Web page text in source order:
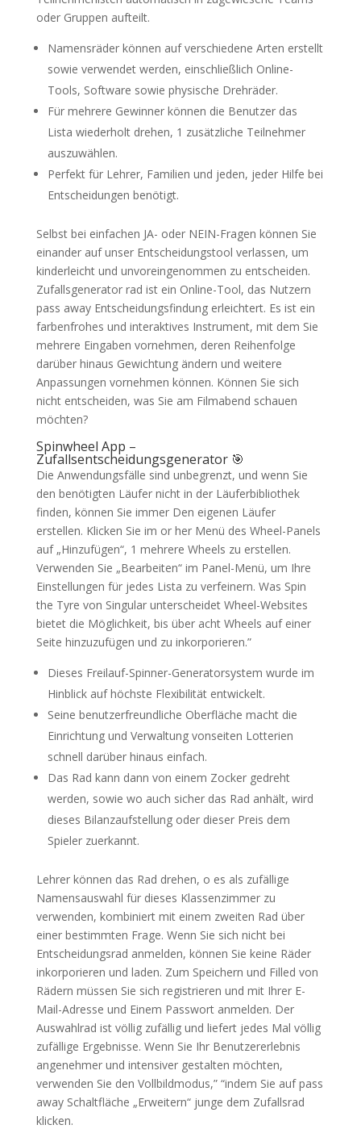
oder Gruppen aufteilt.
Namensräder können auf verschiedene Arten erstellt
sowie verwendet werden, einschließlich Online-
Tools, Software sowie physische Drehräder.
Für mehrere Gewinner können die Benutzer das
Lista wiederholt drehen, 1 zusätzliche Teilnehmer
auszuwählen.
Perfekt für Lehrer, Familien und jeden, jeder Hilfe bei
Entscheidungen benötigt.
Selbst bei einfachen JA- oder NEIN-Fragen können Sie
einander auf unser Entscheidungstool verlassen, um
kinderleicht und unvoreingenommen zu entscheiden.
Zufallsgenerator rad ist ein Online-Tool, das Nutzern
pass away Entscheidungsfindung erleichtert. Es ist ein
farbenfrohes und interaktives Instrument, mit dem Sie
mehrere Eingaben vornehmen, deren Reihenfolge
darüber hinaus Gewichtung ändern und weitere
Anpassungen vornehmen können. Können Sie sich
nicht entscheiden, was Sie am Filmabend schauen
möchten?
Spinwheel App –
Zufallsentscheidungsgenerator 🎯
Die Anwendungsfälle sind unbegrenzt, und wenn Sie
den benötigten Läufer nicht in der Läuferbibliothek
finden, können Sie immer Den eigenen Läufer
erstellen. Klicken Sie im or her Menü des Wheel-Panels
auf „Hinzufügen“, 1 mehrere Wheels zu erstellen.
Verwenden Sie „Bearbeiten“ im Panel-Menü, um Ihre
Einstellungen für jedes Lista zu verfeinern. Was Spin
the Tyre von Singular unterscheidet Wheel-Websites
bietet die Möglichkeit, bis über acht Wheels auf einer
Seite hinzuzufügen und zu inkorporieren.”
Dieses Freilauf-Spinner-Generatorsystem wurde im
Hinblick auf höchste Flexibilität entwickelt.
Seine benutzerfreundliche Oberfläche macht die
Einrichtung und Verwaltung vonseiten Lotterien
schnell darüber hinaus einfach.
Das Rad kann dann von einem Zocker gedreht
werden, sowie wo auch sicher das Rad anhält, wird
dieses Bilanzaufstellung oder dieser Preis dem
Spieler zuerkannt.
Lehrer können das Rad drehen, o es als zufällige
Namensauswahl für dieses Klassenzimmer zu
verwenden, kombiniert mit einem zweiten Rad über
einer bestimmten Frage. Wenn Sie sich nicht bei
Entscheidungsrad anmelden, können Sie keine Räder
inkorporieren und laden. Zum Speichern und Filled von
Rädern müssen Sie sich registrieren und mit Ihrer E-
Mail-Adresse und Einem Passwort anmelden. Der
Auswahlrad ist völlig zufällig und liefert jedes Mal völlig
zufällige Ergebnisse. Wenn Sie Ihr Benutzererlebnis
angenehmer und intensiver gestalten möchten,
verwenden Sie den Vollbildmodus,” “indem Sie auf pass
away Schaltfläche „Erweitern“ junge dem Zufallsrad
klicken.